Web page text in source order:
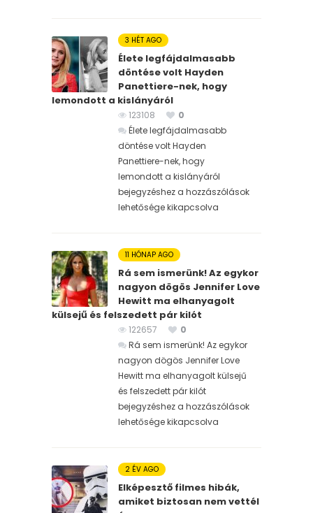
3 HÉT AGO
Élete legfájdalmasabb
döntése volt Hayden
Panettiere-nek, hogy
lemondott a kislányáról
123108
0
Élete legfájdalmasabb
döntése volt Hayden
Panettiere-nek, hogy
lemondott a kislányáról
bejegyzéshez a hozzászólások
lehetősége kikapcsolva
11 HÓNAP AGO
Rá sem ismerünk! Az egykor
nagyon dögös Jennifer Love
Hewitt ma elhanyagolt
külsejű és felszedett pár kilót
122657
0
Rá sem ismerünk! Az egykor
nagyon dögös Jennifer Love
Hewitt ma elhanyagolt külsejű
és felszedett pár kilót
bejegyzéshez a hozzászólások
lehetősége kikapcsolva
2 ÉV AGO
Elképesztő filmes hibák,
amiket biztosan nem vettél